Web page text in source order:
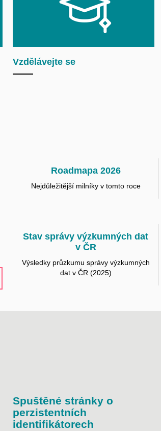
Vzdělávejte se
Roadmapa 2026
Nejdůležitější milníky v tomto roce
Stav správy výzkumných dat
v ČR
Výsledky průzkumu správy výzkumných
dat v ČR (2025)
Spuštěné stránky o
perzistentních
identifikátorech